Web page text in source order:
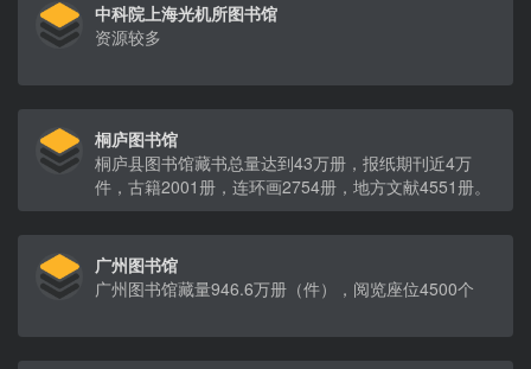
中科院上海光机所图书馆
资源较多
桐庐图书馆
桐庐县图书馆藏书总量达到43万册，报纸期刊近4万
件，古籍2001册，连环画2754册，地方文献4551册。
广州图书馆
广州图书馆藏量946.6万册（件），阅览座位4500个